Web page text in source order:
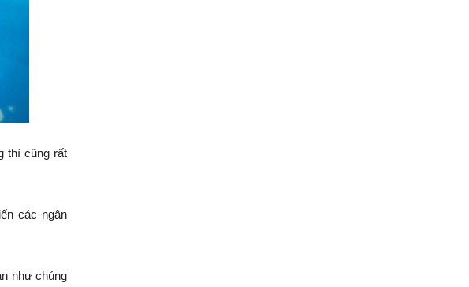
thì cũng rất
các ngân
như chúng